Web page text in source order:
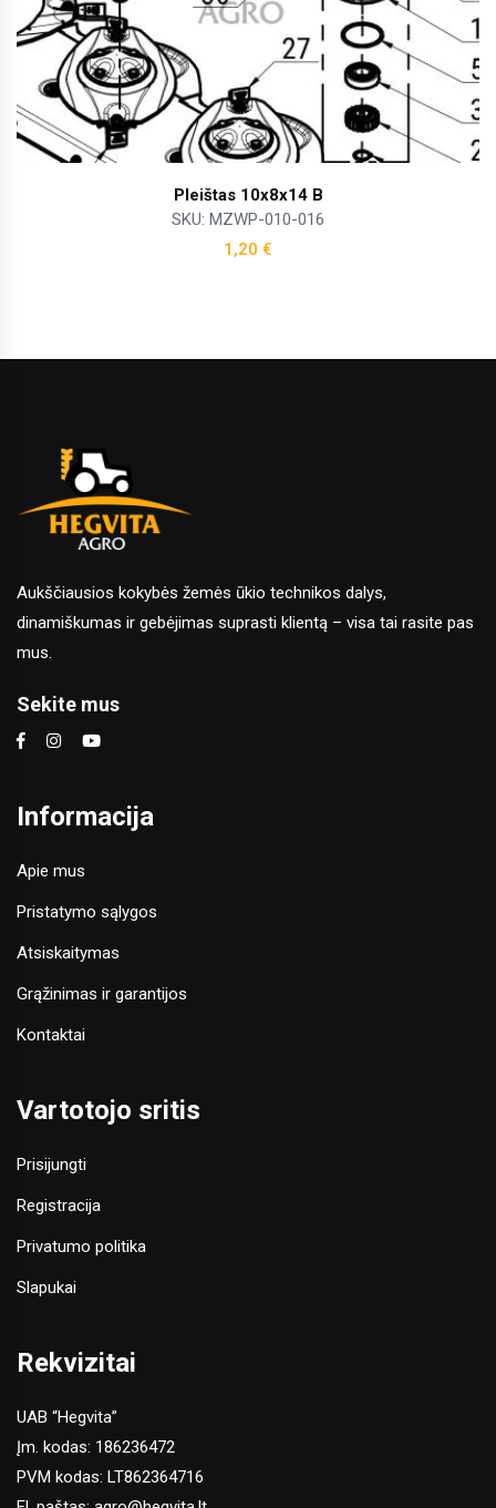
Pleištas 10x8x14 B
SKU: MZWP-010-016
1,20 €
Aukščiausios kokybės žemės ūkio technikos dalys,
dinamiškumas ir gebėjimas suprasti klientą – visa tai rasite pas
mus.
Sekite mus
Informacija
Apie mus
Pristatymo sąlygos
Atsiskaitymas
Grąžinimas ir garantijos
Kontaktai
Vartotojo sritis
Prisijungti
Registracija
Privatumo politika
Slapukai
Rekvizitai
UAB “Hegvita”
Įm. kodas: 186236472
PVM kodas: LT862364716